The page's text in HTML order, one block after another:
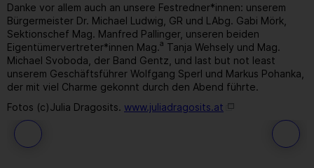
Danke vor allem auch an unsere Festredner*innen: unserem
Bürgermeister Dr. Michael Ludwig, GR und LAbg. Gabi Mörk,
Sektionschef Mag. Manfred Pallinger, unseren beiden
Eigentümervertreter*innen Mag.a Tanja Wehsely und Mag.
Michael Svoboda, der Band Gentz, und last but not least
unserem Geschäftsführer Wolfgang Sperl und Markus Pohanka,
der mit viel Charme gekonnt durch den Abend führte.
Fotos (c)Julia Dragosits. www.juliadragosits.at
145 / 259